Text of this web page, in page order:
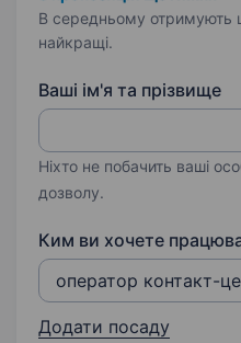
В середньому отримують
найкращі.
Ваші ім'я та прізвище
Ніхто не побачить ваші
дозволу.
Ким ви хочете
Додати посаду